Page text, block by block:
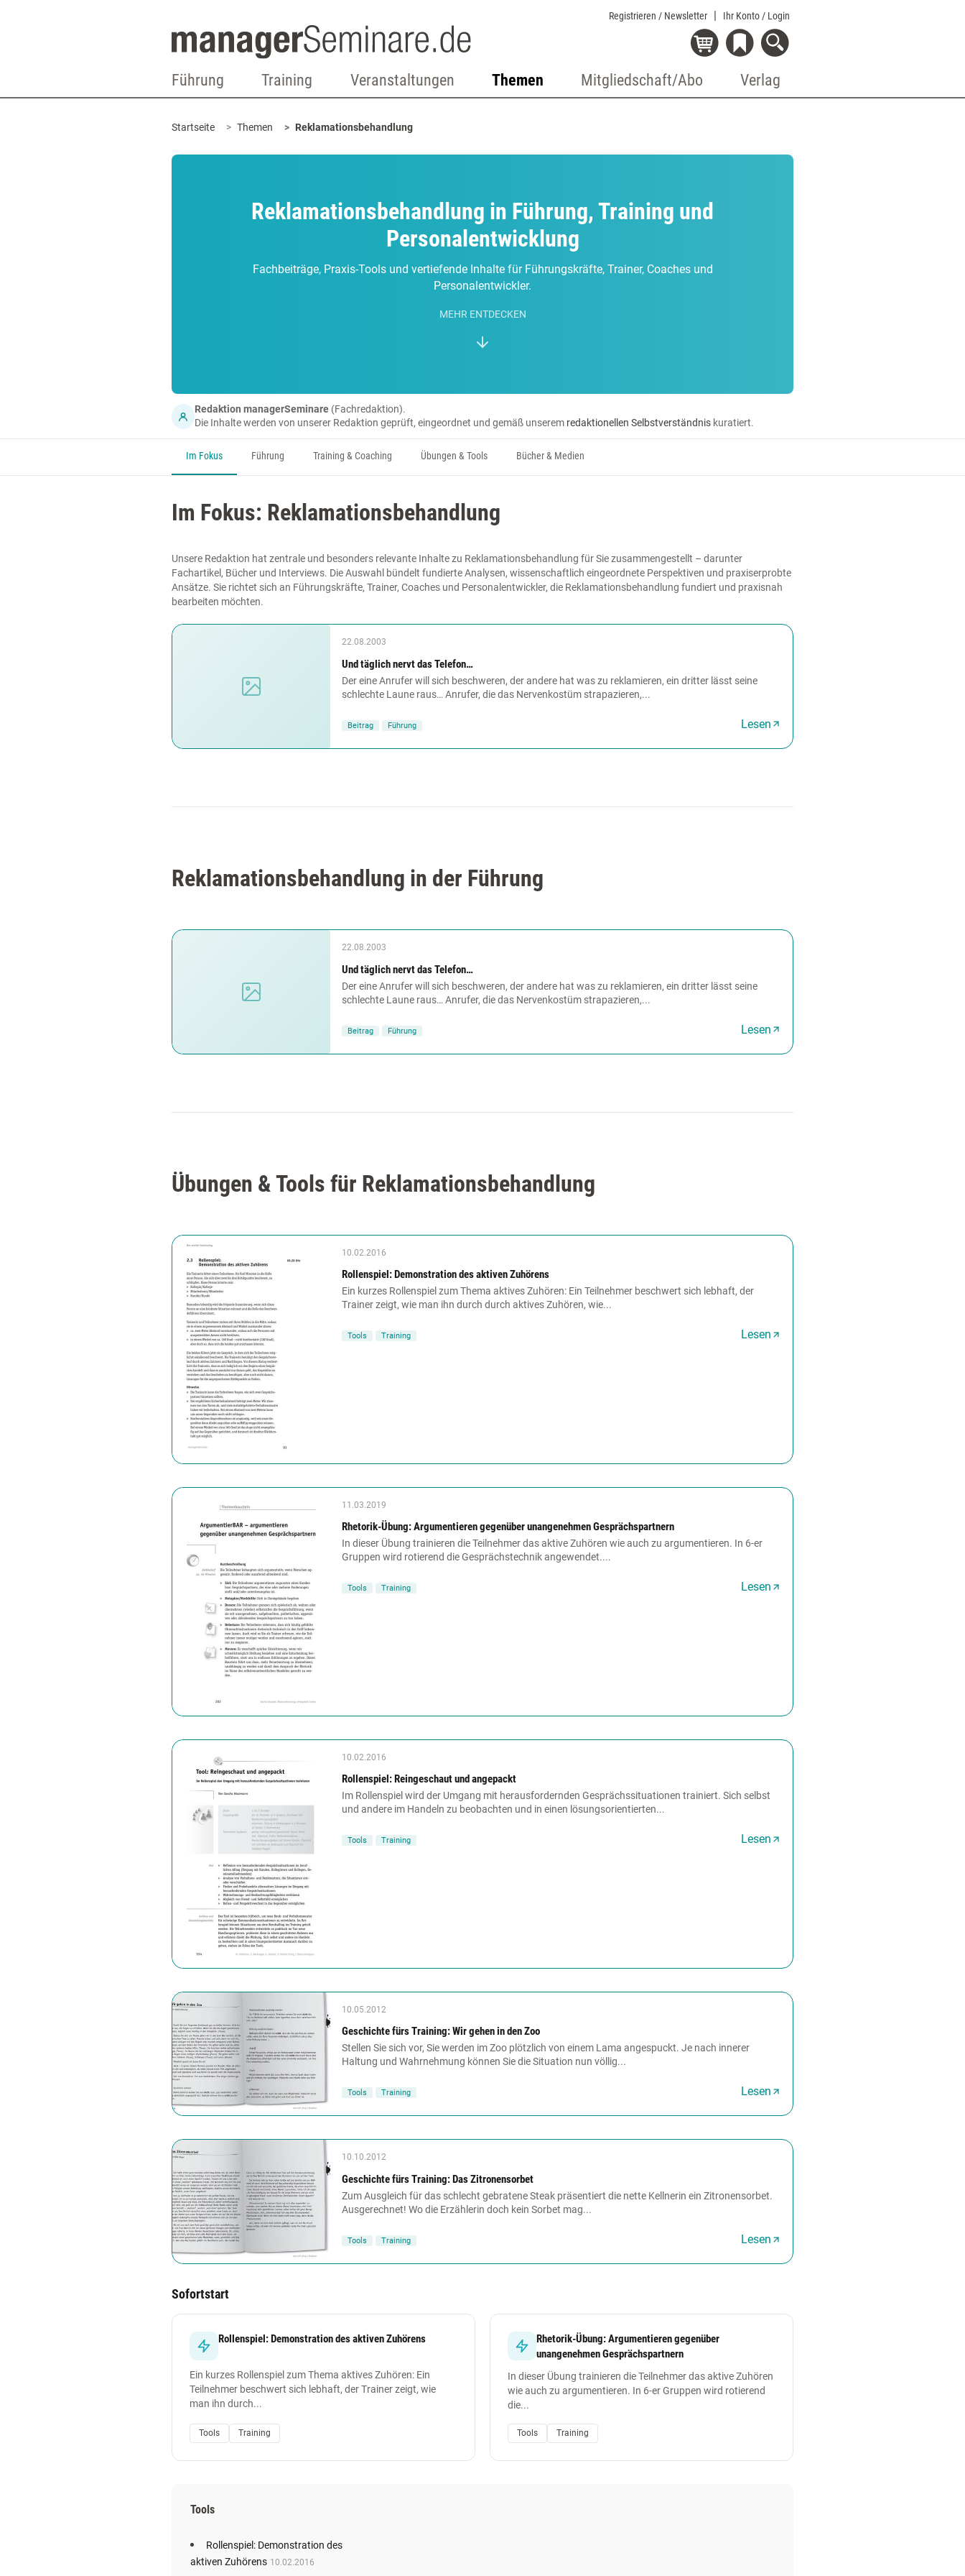
Registrieren / Newsletter Ihr Konto / Login
Führung Training Veranstaltungen Themen Mitgliedschaft/Abo Verlag
Startseite Themen Reklamationsbehandlung
Reklamationsbehandlung in Führung, Training und
Personalentwicklung
Fachbeiträge, Praxis-Tools und vertiefende Inhalte für Führungskräfte, Trainer, Coaches und
Personalentwickler.
MEHR ENTDECKEN
Redaktion managerSeminare (Fachredaktion).
Die Inhalte werden von unserer Redaktion geprüft, eingeordnet und gemäß unserem redaktionellen Selbstverständnis kuratiert.
Im Fokus Führung Training & Coaching Übungen & Tools Bücher & Medien
Im Fokus: Reklamationsbehandlung
Unsere Redaktion hat zentrale und besonders relevante Inhalte zu Reklamationsbehandlung für Sie zusammengestellt – darunter
Fachartikel, Bücher und Interviews. Die Auswahl bündelt fundierte Analysen, wissenschaftlich eingeordnete Perspektiven und praxiserprobte
Ansätze. Sie richtet sich an Führungskräfte, Trainer, Coaches und Personalentwickler, die Reklamationsbehandlung fundiert und praxisnah
bearbeiten möchten.
22.08.2003
Und täglich nervt das Telefon…
Der eine Anrufer will sich beschweren, der andere hat was zu reklamieren, ein dritter lässt seine
schlechte Laune raus… Anrufer, die das Nervenkostüm strapazieren,...
Beitrag Führung Lesen
Reklamationsbehandlung in der Führung
22.08.2003
Und täglich nervt das Telefon…
Der eine Anrufer will sich beschweren, der andere hat was zu reklamieren, ein dritter lässt seine
schlechte Laune raus… Anrufer, die das Nervenkostüm strapazieren,...
Beitrag Führung Lesen
Übungen & Tools für Reklamationsbehandlung
10.02.2016
Rollenspiel: Demonstration des aktiven Zuhörens
Ein kurzes Rollenspiel zum Thema aktives Zuhören: Ein Teilnehmer beschwert sich lebhaft, der
Trainer zeigt, wie man ihn durch durch aktives Zuhören, wie...
Tools Training Lesen
11.03.2019
Rhetorik-Übung: Argumentieren gegenüber unangenehmen Gesprächspartnern
In dieser Übung trainieren die Teilnehmer das aktive Zuhören wie auch zu argumentieren. In 6-er
Gruppen wird rotierend die Gesprächstechnik angewendet....
Tools Training Lesen
10.02.2016
Rollenspiel: Reingeschaut und angepackt
Im Rollenspiel wird der Umgang mit herausfordernden Gesprächssituationen trainiert. Sich selbst
und andere im Handeln zu beobachten und in einen lösungsorientierten...
Tools Training Lesen
10.05.2012
Geschichte fürs Training: Wir gehen in den Zoo
Stellen Sie sich vor, Sie werden im Zoo plötzlich von einem Lama angespuckt. Je nach innerer
Haltung und Wahrnehmung können Sie die Situation nun völlig...
Tools Training Lesen
10.10.2012
Geschichte fürs Training: Das Zitronensorbet
Zum Ausgleich für das schlecht gebratene Steak präsentiert die nette Kellnerin ein Zitronensorbet.
Ausgerechnet! Wo die Erzählerin doch kein Sorbet mag...
Tools Training Lesen
Sofortstart
Rollenspiel: Demonstration des aktiven Zuhörens
Ein kurzes Rollenspiel zum Thema aktives Zuhören: Ein
Teilnehmer beschwert sich lebhaft, der Trainer zeigt, wie
man ihn durch...
Tools Training
Rhetorik-Übung: Argumentieren gegenüber
unangenehmen Gesprächspartnern
In dieser Übung trainieren die Teilnehmer das aktive Zuhören
wie auch zu argumentieren. In 6-er Gruppen wird rotierend
die...
Tools Training
Tools
Rollenspiel: Demonstration des
aktiven Zuhörens 10.02.2016